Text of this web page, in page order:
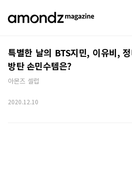
특별한 날의 BTS지민, 이유비,
방탄 손민수템은?
아몬즈 셀럽
2020.12.10